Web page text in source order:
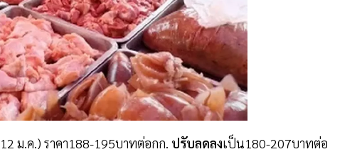
ม.ค.) ราคา188-195บาทต่อกก. ปรับลดลงเป็น180-207บาทต่อ